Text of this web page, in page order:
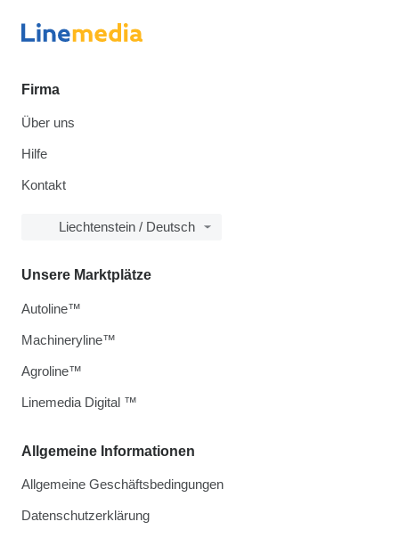
Firma
Über uns
Hilfe
Kontakt
Liechtenstein / Deutsch
Allgemeine Informationen
Allgemeine Geschäftsbedingungen
Datenschutzerklärung
Unsere Marktplätze
Autoline™
Machineryline™
Agroline™
Linemedia Digital ™